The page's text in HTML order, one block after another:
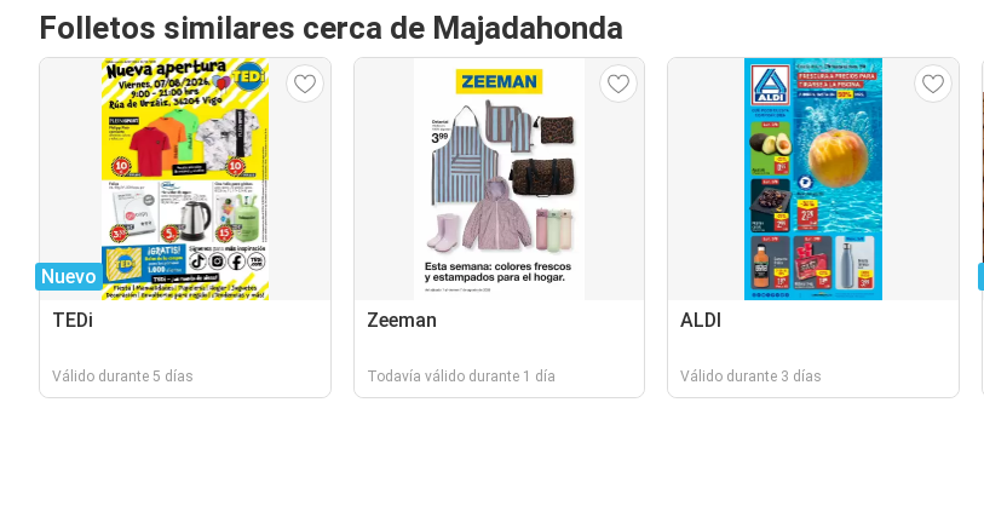
Folletos similares cerca de Majadahonda
Nuevo
TEDi
Válido durante 5 días
Zeeman
Todavía válido durante 1 día
ALDI
Válido durante 3 días